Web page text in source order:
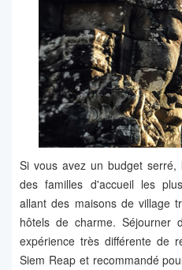
Si vous avez un budget
des familles d'accueil les
allant des maisons de village
hôtels de charme. Séjourner
expérience très différente de
Siem Reap et recommandé